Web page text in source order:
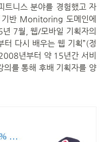
트니스 분야를 경험했고 자
기반 Monitoring 도메인에
7월, 웹/모바일 기획자의
터 다시 배우는 웹 기획”(정
년부터 약 15년간 서비
를 통해 후배 기획자를 양
캐